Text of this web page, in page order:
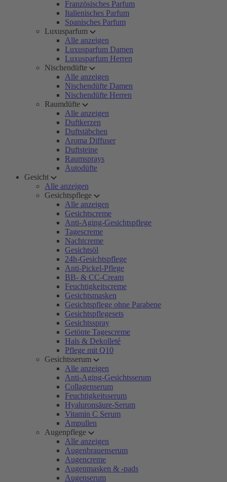
Französisches Parfum
Italienisches Parfum
Spanisches Parfum
Luxusparfum
Alle anzeigen
Luxusparfum Damen
Luxusparfum Herren
Nischendüfte
Alle anzeigen
Nischendüfte Damen
Nischendüfte Herren
Raumdüfte
Alle anzeigen
Duftkerzen
Duftstäbchen
Aroma Diffuser
Duftsteine
Raumsprays
Autodüfte
Gesicht
Alle anzeigen
Gesichtspflege
Alle anzeigen
Gesichtscreme
Anti-Aging-Gesichtspflege
Tagescreme
Nachtcreme
Gesichtsöl
24h-Gesichtspflege
Anti-Pickel-Pflege
BB- & CC-Cream
Feuchtigkeitscreme
Gesichtsmasken
Gesichtspflege ohne Parabene
Gesichtspflegesets
Gesichtsspray
Getönte Tagescreme
Hals & Dekolleté
Pflege mit Q10
Gesichtsserum
Alle anzeigen
Anti-Aging-Gesichtsserum
Collagenserum
Feuchtigkeitsserum
Hyaluronsäure-Serum
Vitamin C Serum
Ampullen
Augenpflege
Alle anzeigen
Augenbrauenserum
Augencreme
Augenmasken & -pads
Augenserum